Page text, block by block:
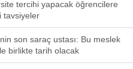
tercihi yapacak öğrencilere
tavsiyeler
son saraç ustası: Bu meslek
birlikte tarih olacak